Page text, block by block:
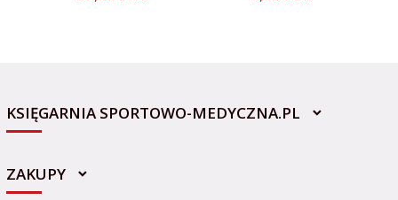
KSIĘGARNIA SPORTOWO-MEDYCZNA.PL
ZAKUPY